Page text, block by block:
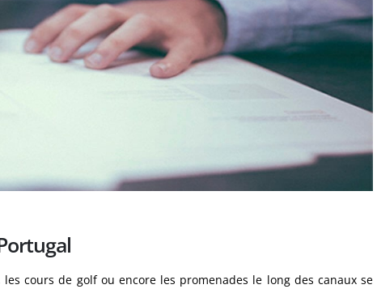
cours de golf ou encore les promenades le long des canaux se